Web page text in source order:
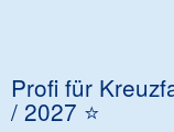
Profi für
/ 2027 ⭐️